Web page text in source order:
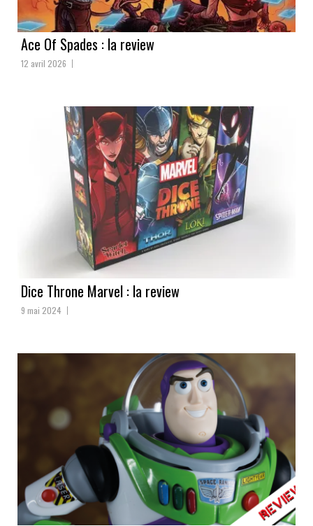
Ace Of Spades : la review
12 avril 2026
Dice Throne Marvel : la review
9 mai 2024